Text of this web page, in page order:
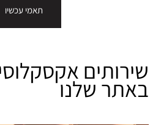
תאמי עכשיו
שירותים
באתר שלנו